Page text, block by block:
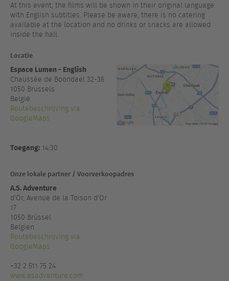
At this event, the films will be shown in their original language
with English subtitles. Please be aware, there is no catering
available at the location and no drinks or snacks are allowed
inside the hall.
Locatie
Espace Lumen - English
Chaussée de Boondael 32-36
1050 Brussels
België
Routebeschrijving via
GoogleMaps
Toegang: 14:30
Onze lokale partner / Voorverkoopadres
A.S. Adventure
d'Or, Avenue de la Toison d'Or
17
1050 Brüssel
Belgien
Routebeschrijving via
GoogleMaps
+32 2 511 75 24
www.asadventure.com